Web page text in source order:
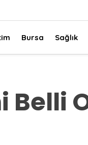
Bursa Sağlık